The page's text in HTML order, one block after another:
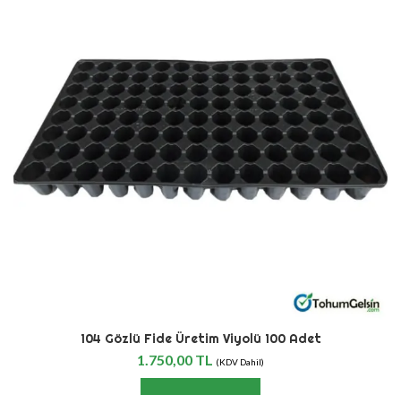
104 Gözlü Fide Üretim Viyolü 100 Adet
1.750,00 TL (KDV Dahil)